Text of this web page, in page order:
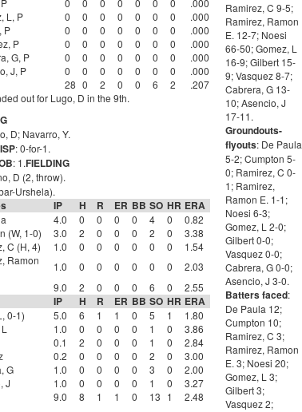
0 0 0 0 0 0 0
.000
L, P
0 0 0 0 0 0 0
.000
P
0 0 0 0 0 0 0
.000
P
0 0 0 0 0 0 0
.000
G, P
0 0 0 0 0 0 0
.000
J, P
0 0 0 0 0 0 0
.000
28 0 2 0 0 6 2
.207
out for Lugo, D in the 9th.
D; Navarro, Y.
: 0-for-1.
: 1.FIELDING
D (2, throw).
Urshela).
IP H R ER BB SO HR ERA
4.0 0 0 0 0 4 0
0.82
(W, 1-0)
3.0 2 0 0 0 2 0
3.38
C (H, 4)
1.0 0 0 0 0 0 0
1.54
Ramon
1.0 0 0 0 0 0 0 2.03
9.0 2 0 0 0 6 0 2.55
IP H R ER BB SO HR ERA
0-1) 5.0 6 1 1 0 5 1
1.80
1.0 0 0 0 0 1 0
3.86
0.1 2 0 0 0 1 0
2.84
0.2 0 0 0 0 2 0
3.00
G
1.0 0 0 0 0 3 0
2.00
J
1.0 0 0 0 0 1 0 3.27
9.0 8 1 1 0 13 1 2.48
Ramirez, C 9-5;
Ramirez, Ramon
E. 12-7; Noesi
66-50; Gomez, L
16-9; Gilbert 15-
9; Vasquez 8-7;
Cabrera, G 13-
10; Asencio, J
17-11.
Groundouts-
flyouts: De Paula
5-2; Cumpton 5-
0; Ramirez, C 0-
1; Ramirez,
Ramon E. 1-1;
Noesi 6-3;
Gomez, L 2-0;
Gilbert 0-0;
Vasquez 0-0;
Cabrera, G 0-0;
Asencio, J 3-0.
Batters faced:
De Paula 12;
Cumpton 10;
Ramirez, C 3;
Ramirez, Ramon
E. 3; Noesi 20;
Gomez, L 3;
Gilbert 3;
Vasquez 2;